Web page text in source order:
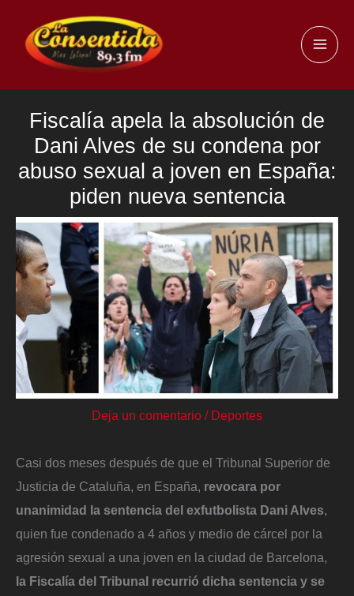
contenido
Fiscalía apela la absolución de
Dani Alves de su condena por
abuso sexual a joven en España:
piden nueva sentencia
Deja un comentario / Deportes
Casi dos meses después de que el Tribunal Superior de
Justicia de Cataluña, en España, revocara por
unanimidad la sentencia del exfutbolista Dani Alves,
quien fue condenado a 4 años y medio de cárcel por la
agresión sexual a una joven en la ciudad de Barcelona,
la Fiscalía del Tribunal recurrió dicha sentencia y se